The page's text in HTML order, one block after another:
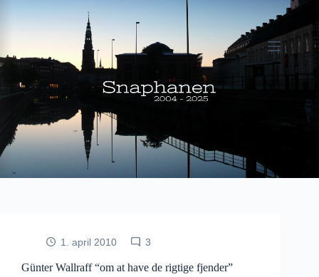
1. april 2010 3
Günter Wallraff “om at have de rigtige fjender”